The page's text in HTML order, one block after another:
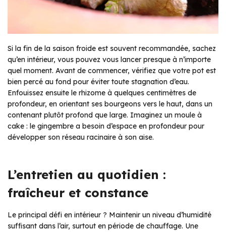
Si la fin de la saison froide est souvent recommandée, sachez
qu’en intérieur, vous pouvez vous lancer presque à n’importe
quel moment. Avant de commencer, vérifiez que votre pot est
bien percé au fond pour éviter toute stagnation d’eau.
Enfouissez ensuite le rhizome à quelques centimètres de
profondeur, en orientant ses bourgeons vers le haut, dans un
contenant plutôt profond que large. Imaginez un moule à
cake : le gingembre a besoin d’espace en profondeur pour
développer son réseau racinaire à son aise.
L’entretien au quotidien :
fraîcheur et constance
Le principal défi en intérieur ? Maintenir un niveau d’humidité
suffisant dans l’air, surtout en période de chauffage. Une